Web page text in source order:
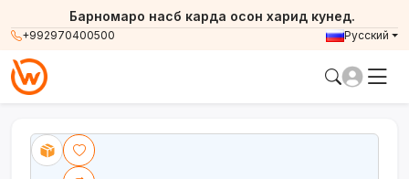
+992970400500
Барномаро насб карда осон харид кунед.
Русский